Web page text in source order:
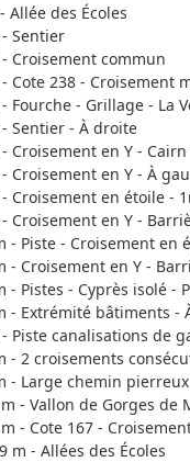
des Écoles
Sentier
Croisement commun
Cote 238 - Croisement
Fourche - Grillage - La
Sentier - À droite
Croisement en Y -
Croisement en Y - À
Croisement en étoile -
Croisement en Y -
- Piste - Croisement en
- Croisement en Y -
- Pistes - Cyprès isolé -
- Extrémité bâtiments -
Piste canalisations de
- 2 croisements
- Large chemin
- Vallon de Gorges de
- Cote 167 -
m - Allées des Écoles